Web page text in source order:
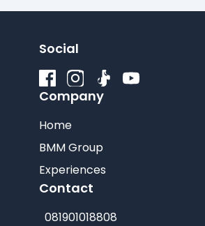
Social
Company
Home
BMM Group
Experiences
Contact
081901018808